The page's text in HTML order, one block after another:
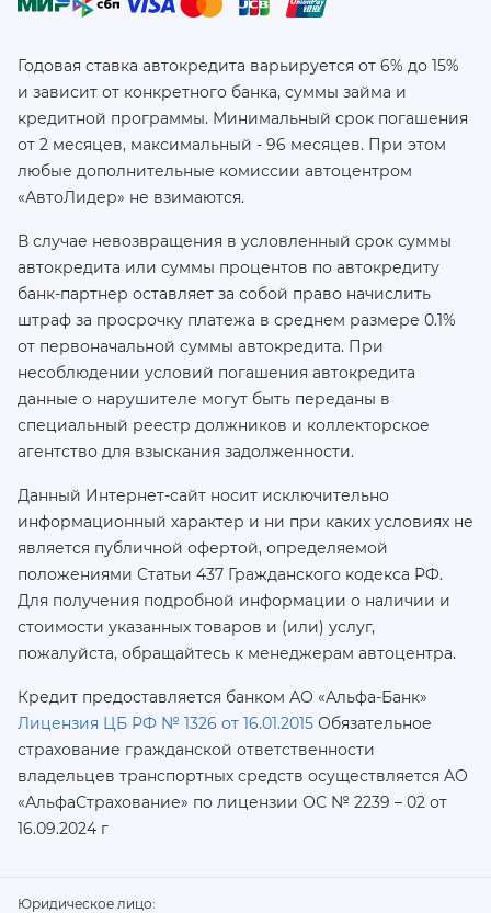
Годовая ставка автокредита варьируется от 6% до 15%
и зависит от конкретного банка, суммы займа и
кредитной программы. Минимальный срок погашения
от 2 месяцев, максимальный - 96 месяцев. При этом
любые дополнительные комиссии автоцентром
«АвтоЛидер» не взимаются.
В случае невозвращения в условленный срок суммы
автокредита или суммы процентов по автокредиту
банк-партнер оставляет за собой право начислить
штраф за просрочку платежа в среднем размере 0.1%
от первоначальной суммы автокредита. При
несоблюдении условий погашения автокредита
данные о нарушителе могут быть переданы в
специальный реестр должников и коллекторское
агентство для взыскания задолженности.
Данный Интернет-сайт носит исключительно
информационный характер и ни при каких условиях не
является публичной офертой, определяемой
положениями Статьи 437 Гражданского кодекса РФ.
Для получения подробной информации о наличии и
стоимости указанных товаров и (или) услуг,
пожалуйста, обращайтесь к менеджерам автоцентра.
Кредит предоставляется банком АО «Альфа-Банк»
Лицензия ЦБ РФ № 1326 от 16.01.2015 Обязательное
страхование гражданской ответственности
владельцев транспортных средств осуществляется AO
«АльфаСтрахование» по лицензии ОС № 2239 – 02 от
16.09.2024 г
Юридическое лицо: